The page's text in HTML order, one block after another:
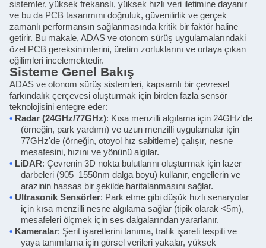
sistemler, yüksek frekanslı, yüksek hızlı veri iletimine dayanır
ve bu da PCB tasarımını doğruluk, güvenilirlik ve gerçek
zamanlı performansın sağlanmasında kritik bir faktör haline
getirir. Bu makale, ADAS ve otonom sürüş uygulamalarındaki
özel PCB gereksinimlerini, üretim zorluklarını ve ortaya çıkan
eğilimleri incelemektedir.
Sisteme Genel Bakış
ADAS ve otonom sürüş sistemleri, kapsamlı bir çevresel
farkındalık çerçevesi oluşturmak için birden fazla sensör
teknolojisini entegre eder:
• Radar (24GHz/77GHz): Kısa menzilli algılama için 24GHz'de
(örneğin, park yardımı) ve uzun menzilli uygulamalar için
77GHz'de (örneğin, otoyol hız sabitleme) çalışır, nesne
mesafesini, hızını ve yönünü algılar.
• LiDAR: Çevrenin 3D nokta bulutlarını oluşturmak için lazer
darbeleri (905–1550nm dalga boyu) kullanır, engellerin ve
arazinin hassas bir şekilde haritalanmasını sağlar.
• Ultrasonik Sensörler: Park etme gibi düşük hızlı senaryolar
için kısa menzilli nesne algılama sağlar (tipik olarak <5m),
mesafeleri ölçmek için ses dalgalarından yararlanır.
• Kameralar: Şerit işaretlerini tanıma, trafik işareti tespiti ve
yaya tanımlama için görsel verileri yakalar, yüksek